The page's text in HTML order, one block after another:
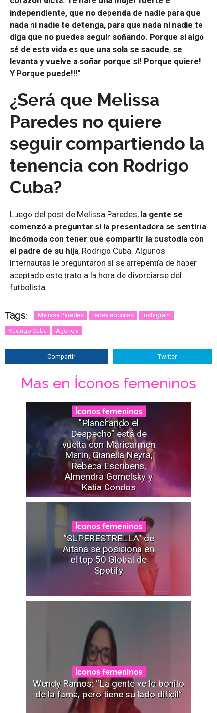
independiente, que no dependa de nadie para que
nada ni nadie te detenga, para que nada ni nadie te
diga que no puedes seguir soñando. Porque si algo
sé de esta vida es que una sola se sacude, se
levanta y vuelve a soñar porque sí! Porque quiere!
Y Porque puede!!!"
¿Será que Melissa
Paredes no quiere
seguir compartiendo la
tenencia con Rodrigo
Cuba?
Luego del post de Melissa Paredes, la gente se
comenzó a preguntar si la presentadora se sentiría
incómoda con tener que compartir la custodia con
el padre de su hija, Rodrigo Cuba. Algunos
internautas le preguntaron si se arrepentía de haber
aceptado este trato a la hora de divorciarse del
futbolista.
Tags: Melissa Paredes redes sociales Instagram
Rodrigo Cuba Agencia
Compartir Twitter
Mas en Íconos femeninos
Íconos femeninos
"Planchando el
Despecho" está de
vuelta con Maricarmen
Marín, Gianella Neyra,
Rebeca Escribens,
Almendra Gomelsky y
Katia Condos
Íconos femeninos
“SUPERESTRELLA" de
Aitana se posiciona en
el top 50 Global de
Spotify
Íconos femeninos
Wendy Ramos: “La gente ve lo bonito
de la fama, pero tiene su lado difícil”